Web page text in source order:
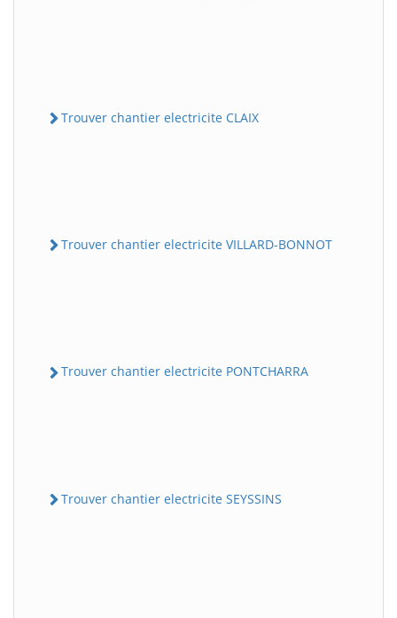
Trouver chantier electricite CLAIX
Trouver chantier electricite VILLARD-BONNOT
Trouver chantier electricite PONTCHARRA
Trouver chantier electricite SEYSSINS